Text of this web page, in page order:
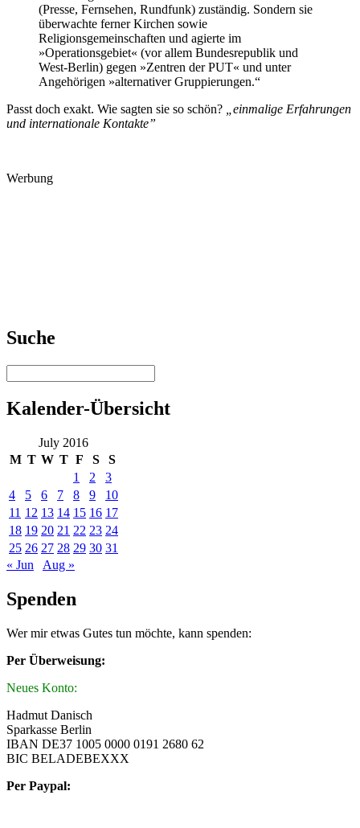
(Presse, Fernsehen, Rundfunk) zuständig. Sondern sie
überwachte ferner Kirchen sowie
Religionsgemeinschaften und agierte im
»Operationsgebiet« (vor allem Bundesrepublik und
West-Berlin) gegen »Zentren der PUT« und unter
Angehörigen »alternativer Gruppierungen.“
Passt doch exakt. Wie sagten sie so schön? „einmalige Erfahrungen
und internationale Kontakte”
Werbung
Suche
Kalender-Übersicht
July 2016
M T W T F S
S
1
2
3
4
5 6 7 8 9
10
11 12 13 14 15 16 17
18 19 20 21 22 23 24
25 26 27 28 29 30 31
« Jun
Aug »
Spenden
Wer mir etwas Gutes tun möchte, kann spenden:
Per Überweisung:
Neues Konto:
Hadmut Danisch
Sparkasse Berlin
IBAN DE37 1005 0000 0191 2680 62
BIC BELADEBEXXX
Per Paypal: